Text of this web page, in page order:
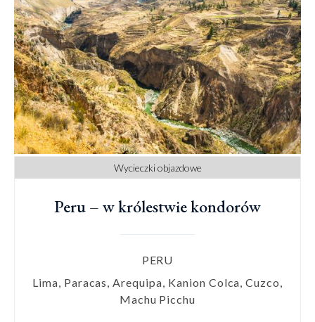
Wycieczki objazdowe
Peru – w królestwie kondorów
PERU
Lima, Paracas, Arequipa, Kanion Colca, Cuzco,
Machu Picchu